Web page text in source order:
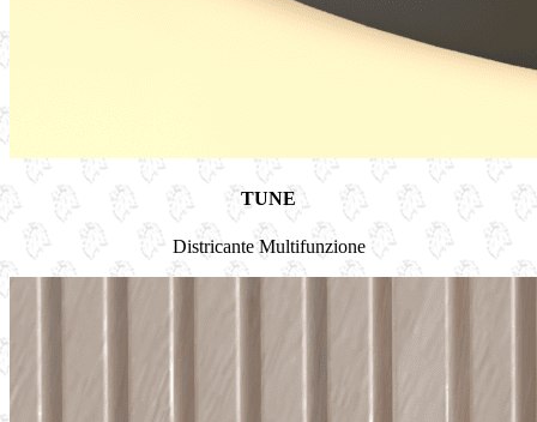
TUNE
Districante Multifunzione